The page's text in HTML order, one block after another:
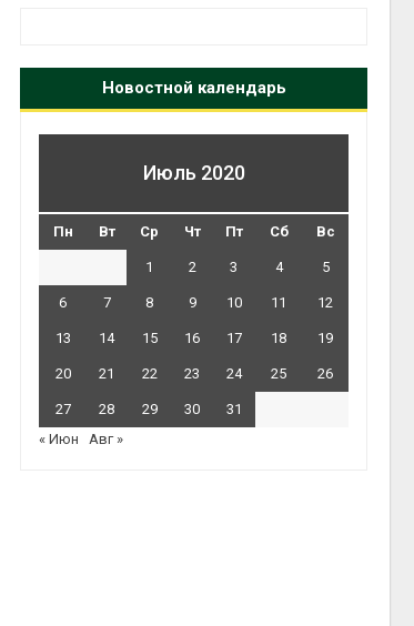
Новостной календарь
Июль 2020
Пн Вт Ср Чт Пт Сб Вс
1 2 3 4 5
6 7 8 9 10 11 12
13 14 15 16 17 18 19
20 21 22 23 24 25 26
27 28 29 30
31
« Июн
Авг »